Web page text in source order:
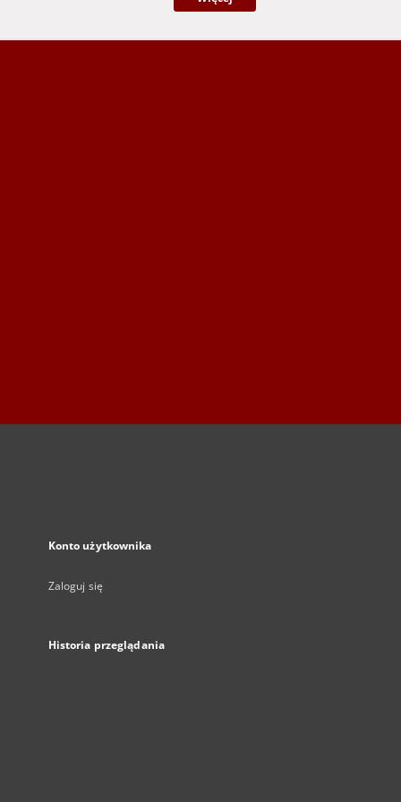
Konto użytkownika
Zaloguj się
Historia przeglądania